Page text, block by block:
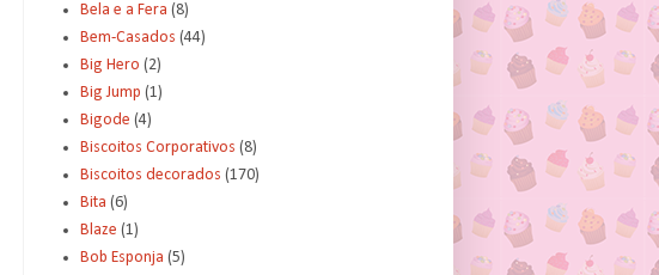
Bela e a Fera (8)
Bem-Casados (44)
Big Hero (2)
Big Jump (1)
Bigode (4)
Biscoitos Corporativos (8)
Biscoitos decorados (170)
Bita (6)
Blaze (1)
Bob Esponja (5)